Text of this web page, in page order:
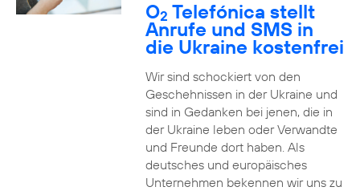
O2 Telefónica stellt
Anrufe und SMS in
die Ukraine kostenfrei
Wir sind schockiert von den
Geschehnissen in der Ukraine und
sind in Gedanken bei jenen, die in
der Ukraine leben oder Verwandte
und Freunde dort haben. Als
deutsches und europäisches
Unternehmen bekennen wir uns zu